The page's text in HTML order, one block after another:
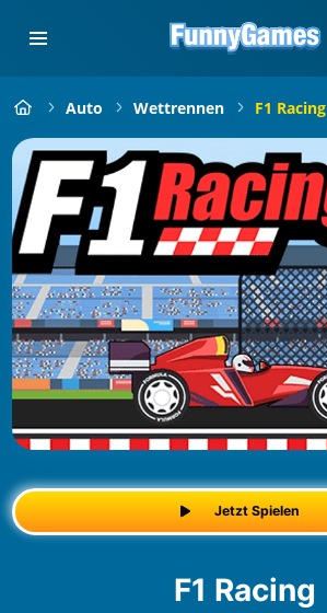
Auto Wettrennen F1 Racing
Jetzt Spielen
F1 Racing